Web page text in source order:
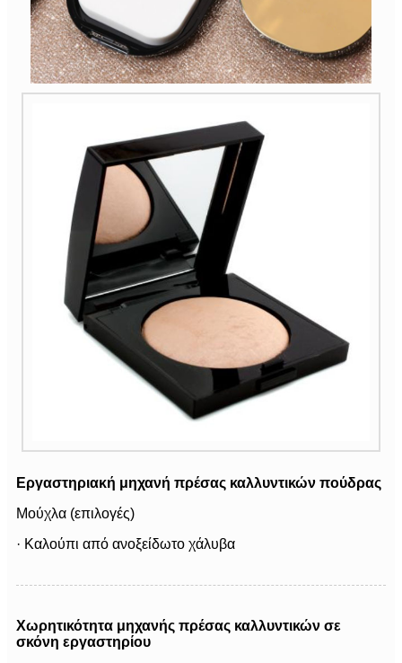
Εργαστηριακή μηχανή πρέσας καλλυντικών πούδρας
Μούχλα (επιλογές)
· Καλούπι από ανοξείδωτο χάλυβα
Χωρητικότητα μηχανής πρέσας καλλυντικών σε
σκόνη εργαστηρίου